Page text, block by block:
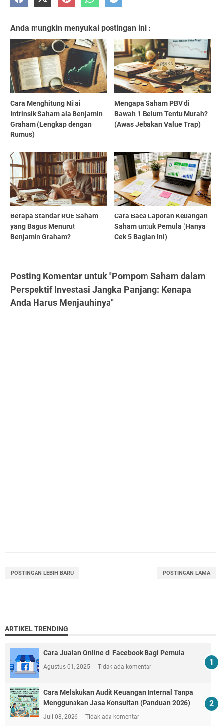
Anda mungkin menyukai postingan ini :
Cara Menghitung Nilai
Intrinsik Saham ala Benjamin
Graham (Lengkap dengan
Rumus)
Mengapa Saham PBV di
Bawah 1 Belum Tentu Murah?
(Awas Jebakan Value Trap)
Berapa Standar ROE Saham
yang Bagus Menurut
Benjamin Graham?
Cara Baca Laporan Keuangan
Saham untuk Pemula (Hanya
Cek 5 Bagian Ini)
Posting Komentar untuk "Pompom Saham dalam
Perspektif Investasi Jangka Panjang: Kenapa
Anda Harus Menjauhinya"
POSTINGAN LEBIH BARU POSTINGAN LAMA
ARTIKEL TRENDING
Cara Jualan Online di Facebook Bagi Pemula
Agustus 01, 2025 Tidak ada komentar
Cara Melakukan Audit Keuangan Internal Tanpa
Menggunakan Jasa Konsultan (Panduan 2026)
Juli 08, 2026 Tidak ada komentar